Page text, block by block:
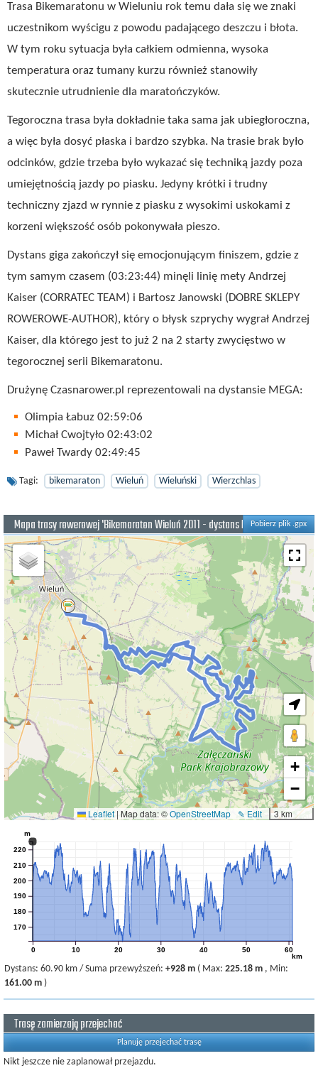
Trasa Bikemaratonu w Wieluniu rok temu dała się we znaki
uczestnikom wyścigu z powodu padającego deszczu i błota.
W tym roku sytuacja była całkiem odmienna, wysoka
temperatura oraz tumany kurzu również stanowiły
skutecznie utrudnienie dla maratończyków.
Tegoroczna trasa była dokładnie taka sama jak ubiegłoroczna,
a więc była dosyć płaska i bardzo szybka. Na trasie brak było
odcinków, gdzie trzeba było wykazać się techniką jazdy poza
umiejętnością jazdy po piasku. Jedyny krótki i trudny
techniczny zjazd w rynnie z piasku z wysokimi uskokami z
korzeni większość osób pokonywała pieszo.
Dystans giga zakończył się emocjonującym finiszem, gdzie z
tym samym czasem (03:23:44) minęli linię mety Andrzej
Kaiser (CORRATEC TEAM) i Bartosz Janowski (DOBRE SKLEPY
ROWEROWE-AUTHOR), który o błysk szprychy wygrał Andrzej
Kaiser, dla którego jest to już 2 na 2 starty zwycięstwo w
tegorocznej serii Bikemaratonu.
Drużynę Czasnarower.pl reprezentowali na dystansie MEGA:
Olimpia Łabuz 02:59:06
Michał Cwojtyło 02:43:02
Paweł Twardy 02:49:45
Tagi: bikemaraton Wieluń Wieluński Wierzchlas
Pobierz plik .gpx
Mapa trasy rowerowej 'Bikemaraton Wieluń 2011 - dystans MEGA'
+
−
3 km
✎ Edit
Leaflet | Map data: ©OpenStreetMap
0 10 20 30 40 50 60
km
170
180
190
200
210
220
m
Dystans: 60.90 km / Suma przewyższeń: +928 m ( Max: 225.18 m , Min:
161.00 m )
Trasę zamierzają przejechać
Planuję przejechać trasę
Nikt jeszcze nie zaplanował przejazdu.